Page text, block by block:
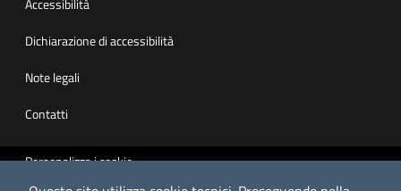
Accessibilità
Dichiarazione di accessibilità
Note legali
Contatti
Personalizza i cookie